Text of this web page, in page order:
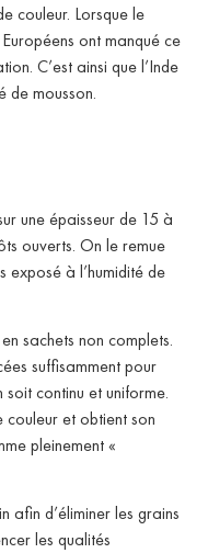
couleur. Lorsque le
ont manqué ce
C’est ainsi que l’Inde
de mousson.
une épaisseur de 15 à
ouverts. On le remue
exposé à l’humidité de
sachets non complets.
suffisamment pour
continu et uniforme.
et obtient son
pleinement «
afin d’éliminer les grains
les qualités